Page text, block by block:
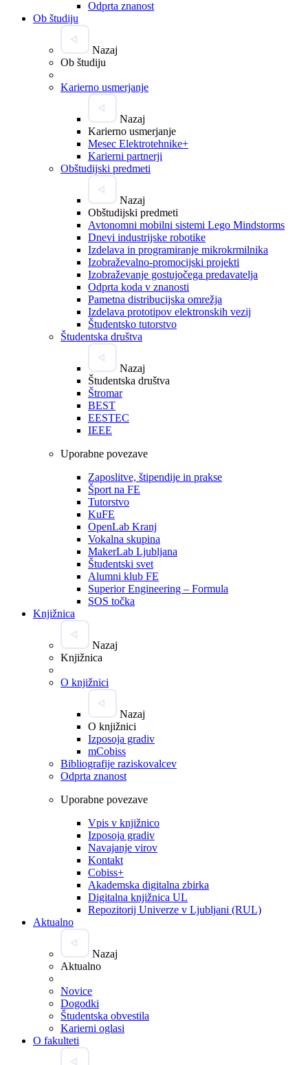
Odprta znanost
Ob študiju
Nazaj
Ob študiju
Karierno usmerjanje
Nazaj
Karierno usmerjanje
Mesec Elektrotehnike+
Karierni partnerji
Obštudijski predmeti
Nazaj
Obštudijski predmeti
Avtonomni mobilni sistemi Lego Mindstorms
Dnevi industrijske robotike
Izdelava in programiranje mikrokrmilnika
Izobraževalno-promocijski projekti
Izobraževanje gostujočega predavatelja
Odprta koda v znanosti
Pametna distribucijska omrežja
Izdelava prototipov elektronskih vezij
Študentsko tutorstvo
Študentska društva
Nazaj
Študentska društva
Štromar
BEST
EESTEC
IEEE
Uporabne povezave
Zaposlitve, štipendije in prakse
Šport na FE
Tutorstvo
KuFE
OpenLab Kranj
Vokalna skupina
MakerLab Ljubljana
Študentski svet
Alumni klub FE
Superior Engineering – Formula
SOS točka
Knjižnica
Nazaj
Knjižnica
O knjižnici
Nazaj
O knjižnici
Izposoja gradiv
mCobiss
Bibliografije raziskovalcev
Odprta znanost
Uporabne povezave
Vpis v knjižnico
Izposoja gradiv
Navajanje virov
Kontakt
Cobiss+
Akademska digitalna zbirka
Digitalna knjižnica UL
Repozitorij Univerze v Ljubljani (RUL)
Aktualno
Nazaj
Aktualno
Novice
Dogodki
Študentska obvestila
Karierni oglasi
O fakulteti